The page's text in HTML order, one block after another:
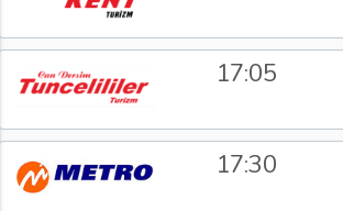
17:05
17:30